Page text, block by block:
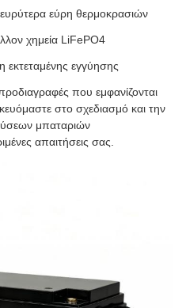
εύρη θερμοκρασιών
χημεία LiFePO4
εγγύησης
που εμφανίζονται
στο σχεδιασμό και την
μπαταριών
απαιτήσεις σας.